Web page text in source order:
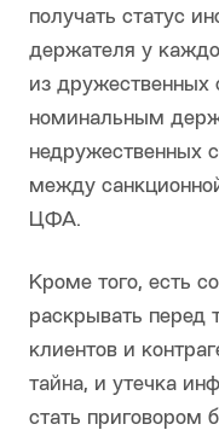
получать статус
держателя у
из дружественных
номинальным
недружественных
между
ЦФА.
Кроме того, есть
раскрывать перед
клиентов и
тайна, и утечка
стать приговором